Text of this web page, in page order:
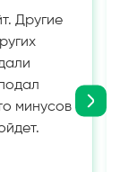
Другие
минусов